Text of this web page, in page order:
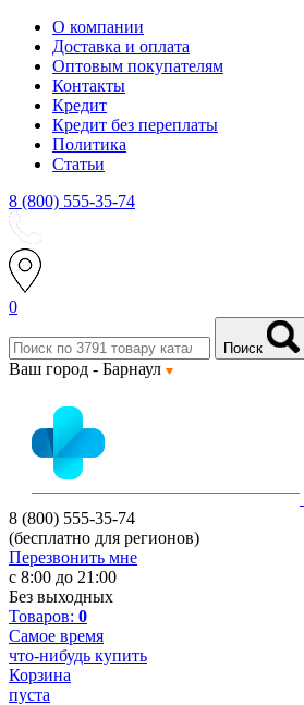
О компании
Доставка и оплата
Оптовым покупателям
Контакты
Кредит
Кредит без переплаты
Политика
Статьи
8 (800) 555-35-74
0
Поиск
Ваш город - Барнаул
8 (800) 555-35-74
(бесплатно для регионов)
Перезвонить мне
с 8:00 до 21:00
Без выходных
Товаров: 0
Самое время
что-нибудь купить
Корзина
пуста